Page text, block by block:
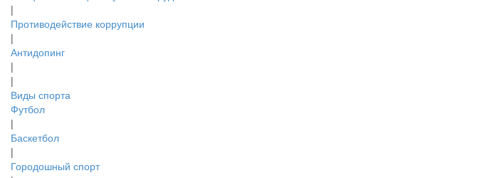
|
Противодействие коррупции
|
Антидопинг
|
|
Виды спорта
Футбол
|
Баскетбол
|
Городошный спорт